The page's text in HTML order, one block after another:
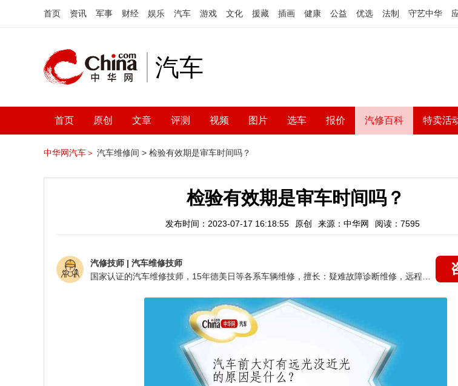
首页 资讯 军事 财经 娱乐 汽车 游戏 文化 援藏 插画 健康 公益 优选 法制 守艺中华
汽车
首页 原创 文章 评测 视频 图片 选车 报价 汽修百科 特卖活
中华网汽车＞ 汽车维修间 > 检验有效期是审车时间吗？
检验有效期是审车时间吗？
发布时间：2023-07-17 16:18:55 原创 来源：中华网 阅读：7595
汽修技师 | 汽车维修技师